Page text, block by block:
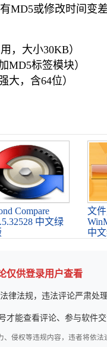
MD5或修改时间变
，大小30KB）
MD5标签模块）
大，含64位）
Compare
中文绿
文
中
仅供登录用户查看
律法规，违法评论严肃处理
才能查看评论、参与软件交
侵权等违规内容，违者将依法